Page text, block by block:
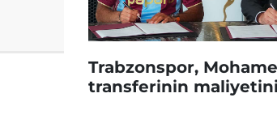
Trabzonspor,
transferinin maliyetini